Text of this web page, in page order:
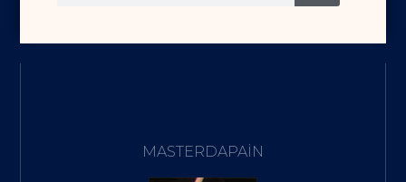
MASTERDAPAIN